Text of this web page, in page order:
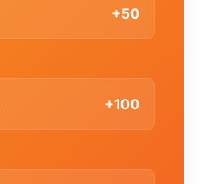
+50
+100